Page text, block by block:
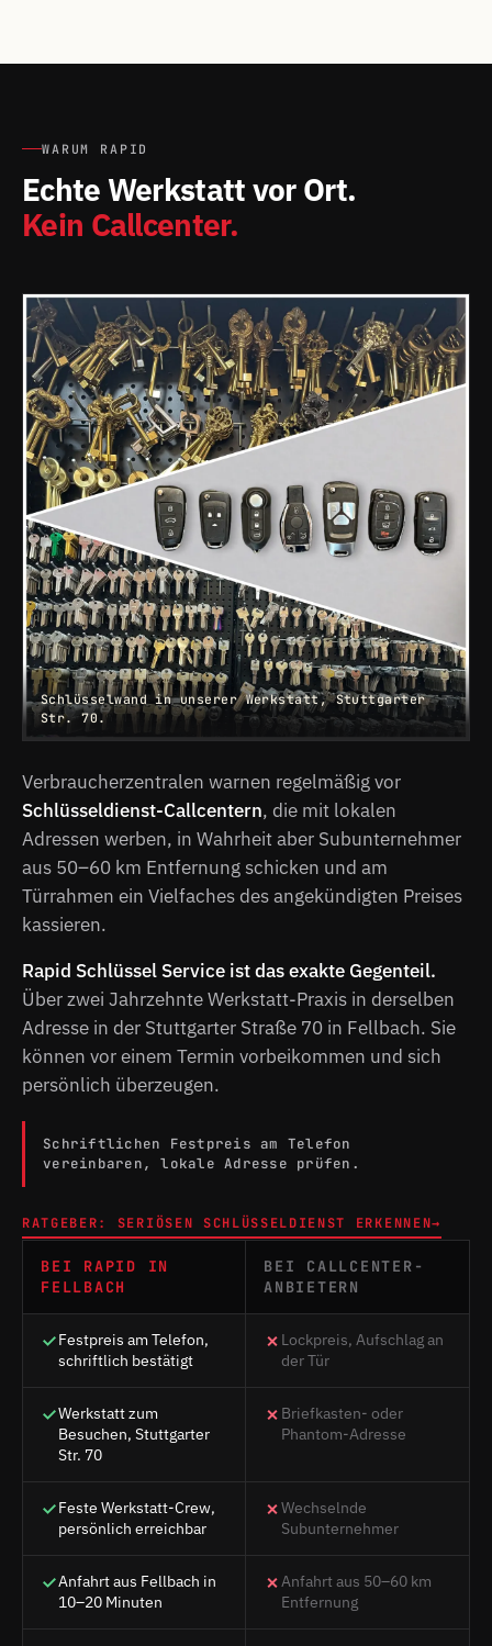
WARUM RAPID
Echte Werkstatt vor Ort.
Kein Callcenter.
Schlüsselwand in unserer Werkstatt, Stuttgarter
Str. 70.
Verbraucherzentralen warnen regelmäßig vor
Schlüsseldienst-Callcentern, die mit lokalen
Adressen werben, in Wahrheit aber Subunternehmer
aus 50–60 km Entfernung schicken und am
Türrahmen ein Vielfaches des angekündigten Preises
kassieren.
Rapid Schlüssel Service ist das exakte Gegenteil.
Über zwei Jahrzehnte Werkstatt-Praxis in derselben
Adresse in der Stuttgarter Straße 70 in Fellbach. Sie
können vor einem Termin vorbeikommen und sich
persönlich überzeugen.
Schriftlichen Festpreis am Telefon
vereinbaren, lokale Adresse prüfen.
RATGEBER: SERIÖSEN SCHLÜSSELDIENST ERKENNEN→
BEI RAPID IN
FELLBACH
BEI CALLCENTER-
ANBIETERN
Festpreis am Telefon,
schriftlich bestätigt
Lockpreis, Aufschlag an
der Tür
Werkstatt zum
Besuchen, Stuttgarter
Str. 70
Briefkasten- oder
Phantom-Adresse
Feste Werkstatt-Crew,
persönlich erreichbar
Wechselnde
Subunternehmer
Anfahrt aus Fellbach in
10–20 Minuten
Anfahrt aus 50–60 km
Entfernung